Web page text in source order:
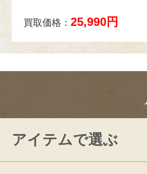
買取価格： 25,990円
アイテムで選ぶ